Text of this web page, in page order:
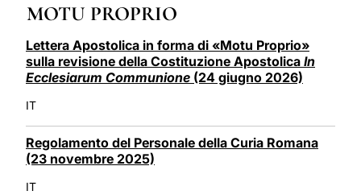
LATINE
MOTU PROPRIO
Lettera Apostolica in forma di «Motu Proprio»
sulla revisione della Costituzione Apostolica In
Ecclesiarum Communione (24 giugno 2026)
IT
Regolamento del Personale della Curia Romana
(23 novembre 2025)
IT